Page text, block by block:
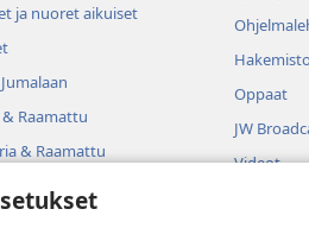
ja nuoret aikuiset
& Raamattu
& Raamattu
Oppaat
JW
Videot